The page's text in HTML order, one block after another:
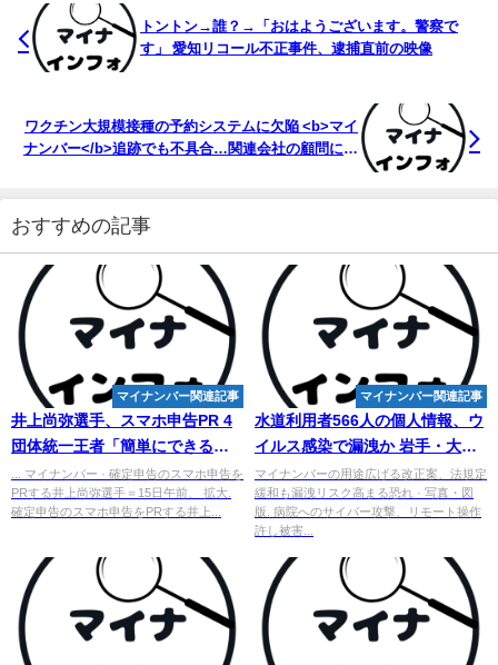
トントン→誰？→「おはようございます。警察で
す」 愛知リコール不正事件、逮捕直前の映像
ワクチン大規模接種の予約システムに欠陥 <b>マイ
ナンバー</b>追跡でも不具合…関連会社の顧問に竹
おすすめの記事
マイナンバー関連記事
井上尚弥選手、スマホ申告PR 4
団体統一王者「簡単にできる」 -
西日本新聞
... マイナンバー · 確定申告のスマホ申告を
PRする井上尚弥選手＝15日午前、 拡大.
確定申告のスマホ申告をPRする井上...
マイナンバー関連記事
水道利用者566人の個人情報、ウ
イルス感染で漏洩か 岩手・大槌
町 - 朝日新聞デジタル
マイナンバーの用途広げる改正案、法規定
緩和も漏洩リスク高まる恐れ · 写真・図
版. 病院へのサイバー攻撃、リモート操作
許し被害...